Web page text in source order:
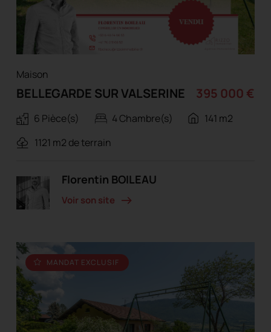
Maison
BELLEGARDE SUR VALSERINE 395 000 €
6 Pièce(s) 4 Chambre(s)
141 m2
1121 m2 de terrain
Florentin BOILEAU
Voir son site
MANDAT EXCLUSIF